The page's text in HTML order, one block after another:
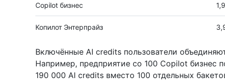
Copilot бизнес
Копилот Энтерпрайз
Включённые AI credits пользователи
Например, предприятие со 100 Copilot бизнес
190 000 AI credits вместо 100 отдельных